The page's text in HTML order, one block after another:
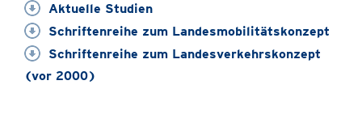
Aktuelle Studien
Schriftenreihe zum Landesmobilitätskonzept
Schriftenreihe zum Landesverkehrskonzept
(vor 2000)